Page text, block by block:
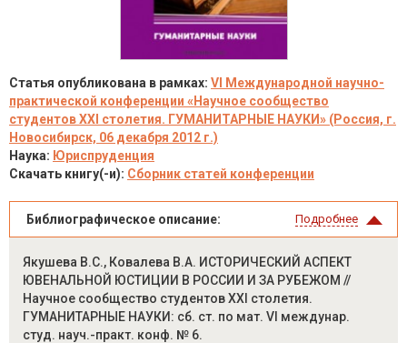
Статья опубликована в рамках: VI Международной научно-
практической конференции «Научное сообщество
студентов XXI столетия. ГУМАНИТАРНЫЕ НАУКИ» (Россия, г.
Новосибирск, 06 декабря 2012 г.)
Наука: Юриспруденция
Скачать книгу(-и): Сборник статей конференции
Библиографическое описание: Подробнее
Якушева В.С., Ковалева В.А. ИСТОРИЧЕСКИЙ АСПЕКТ
ЮВЕНАЛЬНОЙ ЮСТИЦИИ В РОССИИ И ЗА РУБЕЖОМ //
Научное сообщество студентов XXI столетия.
ГУМАНИТАРНЫЕ НАУКИ: сб. ст. по мат. VI междунар.
студ. науч.-практ. конф. № 6.